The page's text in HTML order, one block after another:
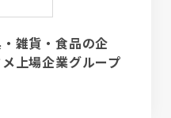
雑貨・食品の企
上場企業グループ